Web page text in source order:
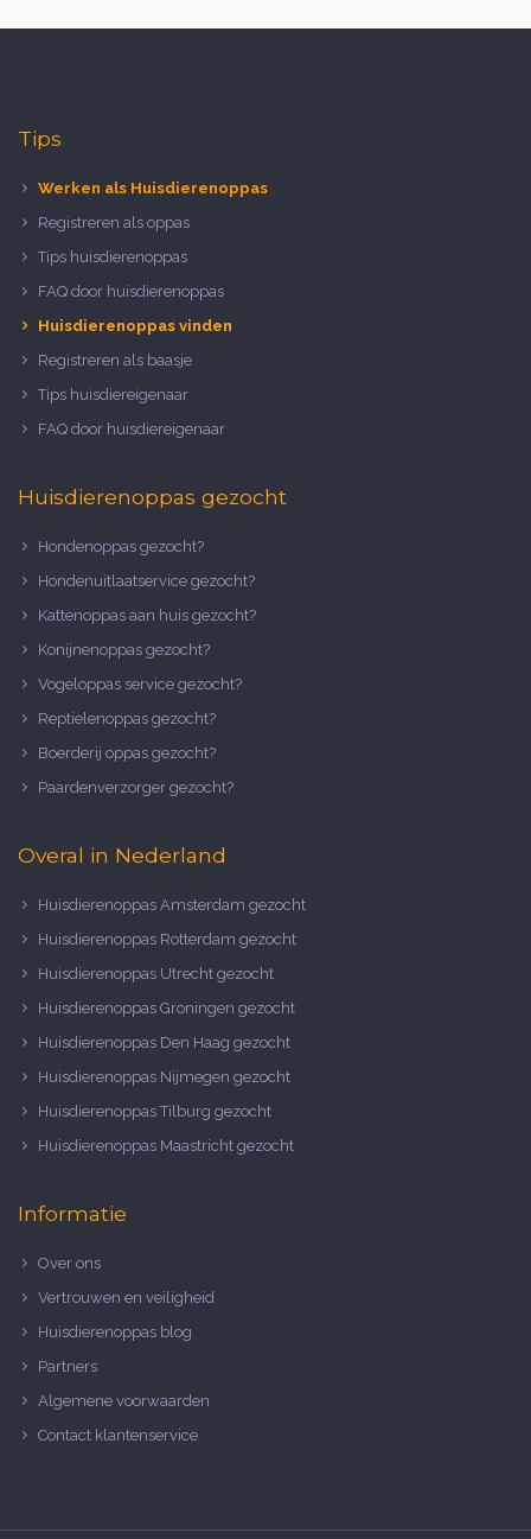
Tips
Werken als Huisdierenoppas
Registreren als oppas
Tips huisdierenoppas
FAQ door huisdierenoppas
Huisdierenoppas vinden
Registreren als baasje
Tips huisdiereigenaar
FAQ door huisdiereigenaar
Huisdierenoppas gezocht
Hondenoppas gezocht?
Hondenuitlaatservice gezocht?
Kattenoppas aan huis gezocht?
Konijnenoppas gezocht?
Vogeloppas service gezocht?
Reptielenoppas gezocht?
Boerderij oppas gezocht?
Paardenverzorger gezocht?
Overal in Nederland
Huisdierenoppas Amsterdam gezocht
Huisdierenoppas Rotterdam gezocht
Huisdierenoppas Utrecht gezocht
Huisdierenoppas Groningen gezocht
Huisdierenoppas Den Haag gezocht
Huisdierenoppas Nijmegen gezocht
Huisdierenoppas Tilburg gezocht
Huisdierenoppas Maastricht gezocht
Informatie
Over ons
Vertrouwen en veiligheid
Huisdierenoppas blog
Partners
Algemene voorwaarden
Contact klantenservice